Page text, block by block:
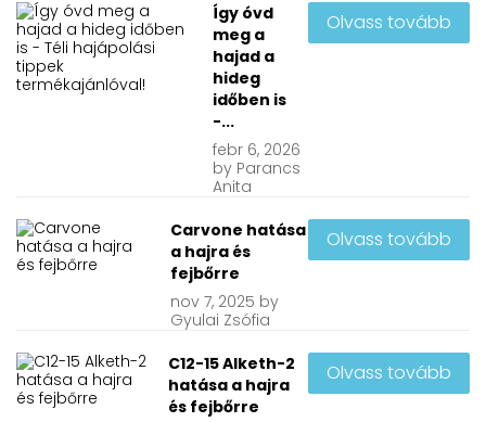
Így óvd
meg a
hajad a
hideg
időben is
-...
febr 6, 2026
by Parancs
Anita
Olvass tovább
Carvone hatása
a hajra és
fejbőrre
nov 7, 2025 by
Gyulai Zsófia
Olvass tovább
C12-15 Alketh-2
hatása a hajra
és fejbőrre
Olvass tovább